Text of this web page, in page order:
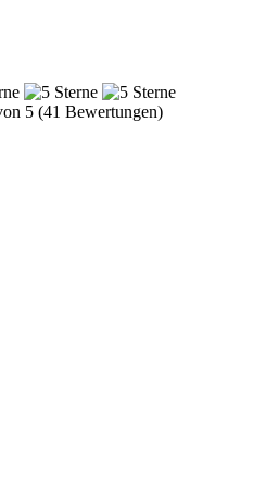
5 (41 Bewertungen)